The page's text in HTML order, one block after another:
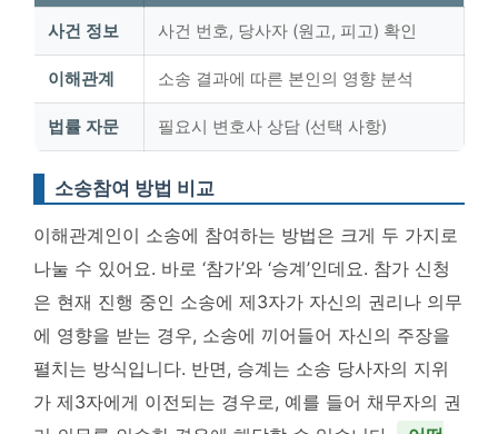
사건 정보 사건 번호, 당사자 (원고, 피고) 확인
이해관계 소송 결과에 따른 본인의 영향 분석
법률 자문 필요시 변호사 상담 (선택 사항)
소송참여 방법 비교
이해관계인이 소송에 참여하는 방법은 크게 두 가지로
나눌 수 있어요. 바로 ‘참가’와 ‘승계’인데요. 참가 신청
은 현재 진행 중인 소송에 제3자가 자신의 권리나 의무
에 영향을 받는 경우, 소송에 끼어들어 자신의 주장을
펼치는 방식입니다. 반면, 승계는 소송 당사자의 지위
가 제3자에게 이전되는 경우로, 예를 들어 채무자의 권